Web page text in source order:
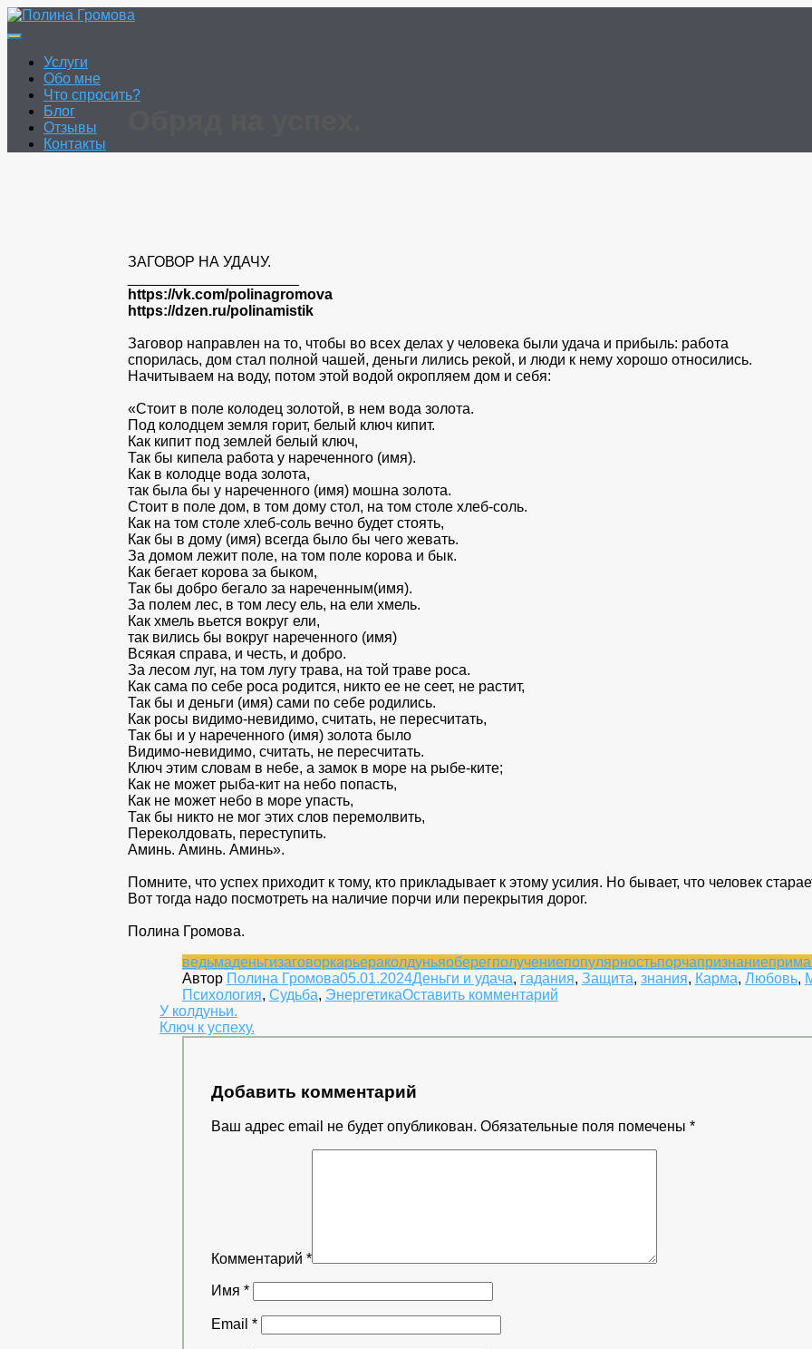
Перейти
к
Услуги
Обо мне
Что спросить?
Блог
Отзывы
Контакты
ЗАГОВОР НА УДАЧУ.
https://vk.com/polinagromova
https://dzen.ru/polinamistik
Заговор направлен на то, чтобы во всех делах у человека были удача и прибыль: работа
спорилась, дом стал полной чашей, деньги лились рекой, и люди к нему хорошо относились.
Начитываем на воду, потом этой водой окропляем дом и себя:
«Стоит в поле колодец золотой, в нем вода золота.
Под колодцем земля горит, белый ключ кипит.
Как кипит под землей белый ключ,
Так бы кипела работа у нареченного (имя).
Как в колодце вода золота,
так была бы у нареченного (имя) мошна золота.
Стоит в поле дом, в том дому стол, на том столе хлеб‑соль.
Как на том столе хлеб‑соль вечно будет стоять,
Как бы в дому (имя) всегда было бы чего жевать.
За домом лежит поле, на том поле корова и бык.
Как бегает корова за быком,
Так бы добро бегало за нареченным(имя).
За полем лес, в том лесу ель, на ели хмель.
Как хмель вьется вокруг ели,
так вились бы вокруг нареченного (имя)
Всякая справа, и честь, и добро.
За лесом луг, на том лугу трава, на той траве роса.
Как сама по себе роса родится, никто ее не сеет, не растит,
Так бы и деньги (имя) сами по себе родились.
Как росы видимо‑невидимо, считать, не пересчитать,
Так бы и у нареченного (имя) золота было
Видимо‑невидимо, считать, не пересчитать.
Ключ этим словам в небе, а замок в море на рыбе‑ките;
Как не может рыба‑кит на небо попасть,
Как не может небо в море упасть,
Так бы никто не мог этих слов перемолвить,
Переколдовать, переступить.
Аминь. Аминь. Аминь».
Помните, что успех приходит к тому, кто прикладывает к этому усилия. Но бывает, что человек
Вот тогда надо посмотреть на наличие порчи или перекрытия дорог.
Полина Громова.
ведьмаденьгизаговоркарьераколдуньяоберегполучениепопулярностьпорчапризнание
Автор Полина Громова05.01.2024Деньги и удача, гадания, Защита, знания, Карма, Любовь,
Психология, Судьба, ЭнергетикаОставить комментарийк
успех.
Навигация
по
У колдуньи.
Ключ к успеху.
Добавить комментарий
Ваш адрес email не будет опубликован. Обязательные поля помечены *
Комментарий *
Имя *
Email *